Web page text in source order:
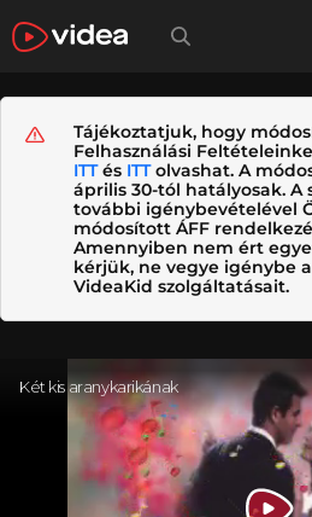
Tájékoztatjuk, hogy
Felhasználási
ITTés ITTolvashat. A
április 30-tól hatályosak. A
további igénybevételével
módosított ÁFF
Amennyiben nem ért
kérjük, ne vegye igénybe
VideaKid szolgáltatásait.